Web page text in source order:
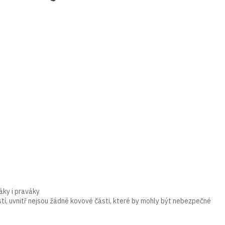
i praváky
uvnitř nejsou žádné kovové části, které by mohly být nebezpečné